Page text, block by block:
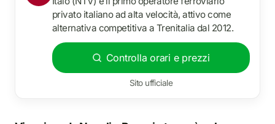
privato italiano ad alta velocità, attivo come
alternativa competitiva a Trenitalia dal 2012.
Controlla orari e prezzi
Sito ufficiale